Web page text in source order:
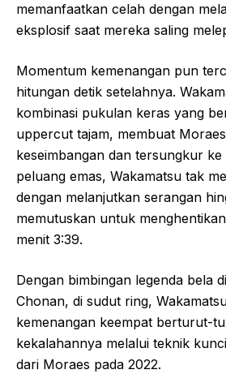
memanfaatkan celah dengan
eksplosif saat mereka saling
Momentum kemenangan pun
hitungan detik setelahnya.
kombinasi pukulan keras yang
uppercut tajam, membuat
keseimbangan dan tersungkur
peluang emas, Wakamatsu tak
dengan melanjutkan serangan
memutuskan untuk
menit 3:39.
Dengan bimbingan legenda bela
Chonan, di sudut ring,
kemenangan keempat berturut-
kekalahannya melalui teknik
dari Moraes pada 2022.